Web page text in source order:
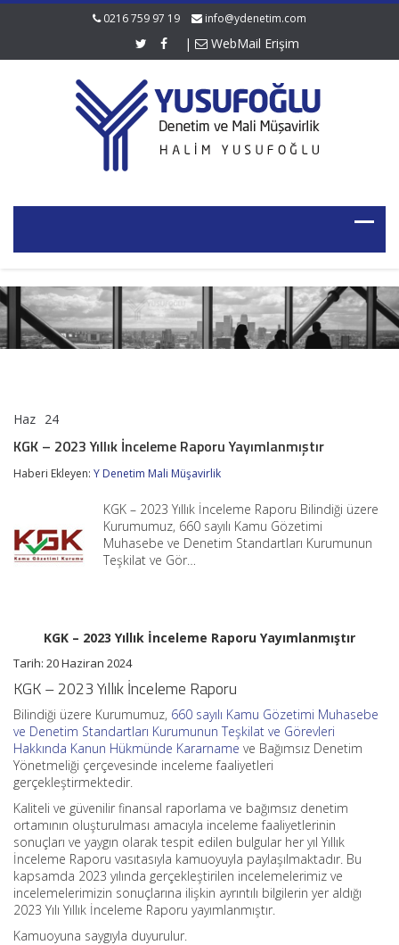
0216 759 97 19 info@ydenetim.com
| WebMail Erişim
Haz 24
2023
İnceleme
Yayımlanmıştır
KGK – 2023 Yıllık İnceleme Raporu Yayımlanmıştır
Haberi Ekleyen: Y Denetim Mali Müşavirlik
KGK – 2023 Yıllık İnceleme Raporu Bilindiği üzere
Kurumumuz, 660 sayılı Kamu Gözetimi
Muhasebe ve Denetim Standartları Kurumunun
Teşkilat ve Gör…
KGK – 2023 Yıllık İnceleme Raporu Yayımlanmıştır
Tarih: 20 Haziran 2024
KGK – 2023 Yıllık İnceleme Raporu
Bilindiği üzere Kurumumuz, 660 sayılı Kamu Gözetimi Muhasebe
ve Denetim Standartları Kurumunun Teşkilat ve Görevleri
Hakkında Kanun Hükmünde Kararname ve Bağımsız Denetim
Yönetmeliği çerçevesinde inceleme faaliyetleri
gerçekleştirmektedir.
Kaliteli ve güvenilir finansal raporlama ve bağımsız denetim
ortamının oluşturulması amacıyla inceleme faaliyetlerinin
sonuçları ve yaygın olarak tespit edilen bulgular her yıl Yıllık
İnceleme Raporu vasıtasıyla kamuoyuyla paylaşılmaktadır. Bu
kapsamda 2023 yılında gerçekleştirilen incelemelerimiz ve
incelemelerimizin sonuçlarına ilişkin ayrıntılı bilgilerin yer aldığı
2023 Yılı Yıllık İnceleme Raporu yayımlanmıştır.
Kamuoyuna saygıyla duyurulur.